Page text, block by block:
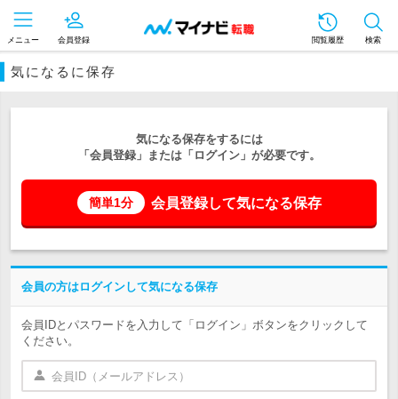
メニュー 会員登録 閲覧履歴 検索
気になるに保存
気になる保存をするには
「会員登録」または「ログイン」が必要です。
簡単1分 会員登録して気になる保存
会員の方はログインして気になる保存
会員IDとパスワードを入力して「ログイン」ボタンをクリックして
ください。